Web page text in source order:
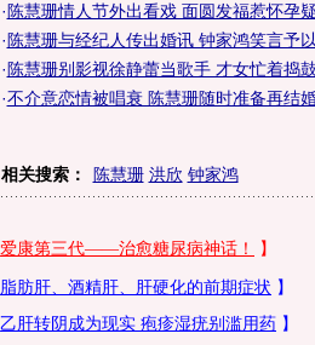
· 陈慧珊情人节外出看戏 面圆发福惹怀孕
· 陈慧珊与经纪人传出婚讯 钟家鸿笑言予
· 陈慧珊别影视徐静蕾当歌手 才女忙着捣
·不介意恋情被唱衰 陈慧珊随时准备再结
相关搜索： 陈慧珊 洪欣 钟家鸿